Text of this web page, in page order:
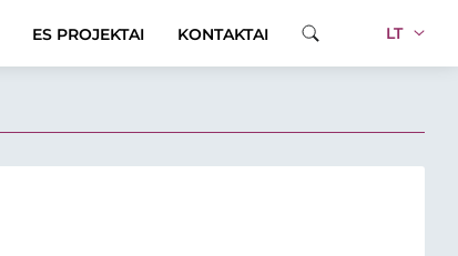
ES PROJEKTAI KONTAKTAI LT